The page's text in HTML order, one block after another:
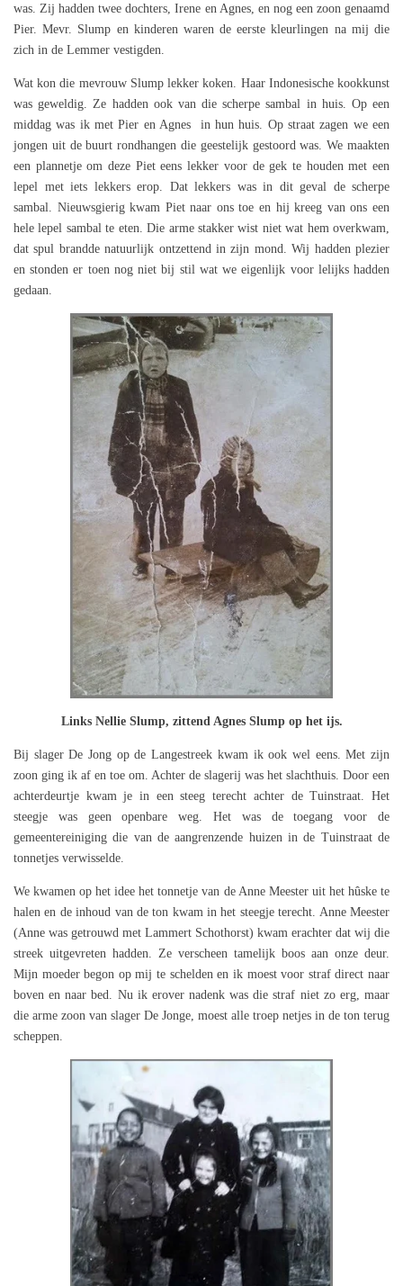
was. Zij hadden twee dochters, Irene en Agnes, en nog een zoon genaamd
Pier. Mevr. Slump en kinderen waren de eerste kleurlingen na mij die
zich in de Lemmer vestigden.
Wat kon die mevrouw Slump lekker koken. Haar Indonesische kookkunst
was geweldig. Ze hadden ook van die scherpe sambal in huis. Op een
middag was ik met Pier en Agnes in hun huis. Op straat zagen we een
jongen uit de buurt rondhangen die geestelijk gestoord was. We maakten
een plannetje om deze Piet eens lekker voor de gek te houden met een
lepel met iets lekkers erop. Dat lekkers was in dit geval de scherpe
sambal. Nieuwsgierig kwam Piet naar ons toe en hij kreeg van ons een
hele lepel sambal te eten. Die arme stakker wist niet wat hem overkwam,
dat spul brandde natuurlijk ontzettend in zijn mond. Wij hadden plezier
en stonden er toen nog niet bij stil wat we eigenlijk voor lelijks hadden
gedaan.
Links Nellie Slump, zittend Agnes Slump op het ijs.
Bij slager De Jong op de Langestreek kwam ik ook wel eens. Met zijn
zoon ging ik af en toe om. Achter de slagerij was het slachthuis. Door een
achterdeurtje kwam je in een steeg terecht achter de Tuinstraat. Het
steegje was geen openbare weg. Het was de toegang voor de
gemeentereiniging die van de aangrenzende huizen in de Tuinstraat de
tonnetjes verwisselde.
We kwamen op het idee het tonnetje van de Anne Meester uit het hûske te
halen en de inhoud van de ton kwam in het steegje terecht. Anne Meester
(Anne was getrouwd met Lammert Schothorst) kwam erachter dat wij die
streek uitgevreten hadden. Ze verscheen tamelijk boos aan onze deur.
Mijn moeder begon op mij te schelden en ik moest voor straf direct naar
boven en naar bed. Nu ik erover nadenk was die straf niet zo erg, maar
die arme zoon van slager De Jonge, moest alle troep netjes in de ton terug
scheppen.